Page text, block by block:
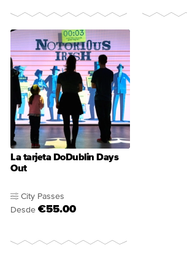
La tarjeta DoDublin Days
Out
City Passes
Desde €55.00